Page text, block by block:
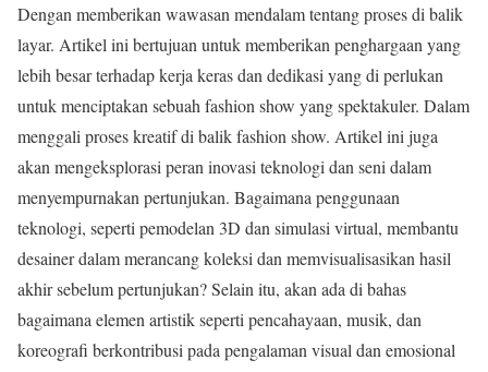
Dengan memberikan wawasan mendalam tentang proses di balik
layar. Artikel ini bertujuan untuk memberikan penghargaan yang
lebih besar terhadap kerja keras dan dedikasi yang di perlukan
untuk menciptakan sebuah fashion show yang spektakuler. Dalam
menggali proses kreatif di balik fashion show. Artikel ini juga
akan mengeksplorasi peran inovasi teknologi dan seni dalam
menyempurnakan pertunjukan. Bagaimana penggunaan
teknologi, seperti pemodelan 3D dan simulasi virtual, membantu
desainer dalam merancang koleksi dan memvisualisasikan hasil
akhir sebelum pertunjukan? Selain itu, akan ada di bahas
bagaimana elemen artistik seperti pencahayaan, musik, dan
koreografi berkontribusi pada pengalaman visual dan emosional